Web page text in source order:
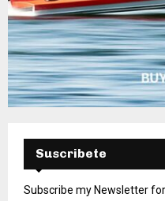
Suscribete
Subscribe my Newsletter